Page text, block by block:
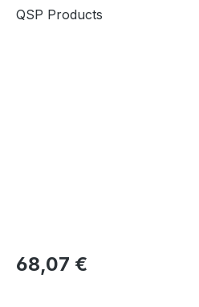
QSP Products
68,07 €